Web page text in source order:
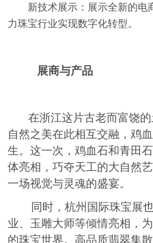
新技术展示：展示全新的电
力珠宝行业实现数字化转型。
展商与产品
在浙江这片古老而富饶的
自然之美在此相互交融，鸡
生。这一次，鸡血石和青田
体亮相，巧夺天工的大自然
一场视觉与灵魂的盛宴。
同时，杭州国际珠宝展也
业、玉雕大师等倾情亮相，
的珠宝世界。高品质翡翠集